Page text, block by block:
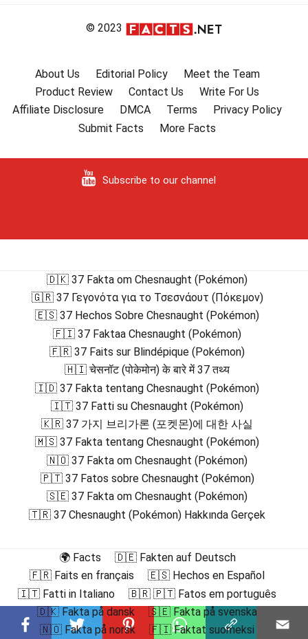
© 2023
About Us Editorial Policy
Meet the Team
Product Review
Contact Us
Write For Us
Affiliate Disclosure
DMCA Terms
Privacy Policy
Submit Facts
More Facts
Subscribe to our channel
🇩🇰 37 Fakta om Chesnaught (Pokémon)
🇬🇷 37 Γεγονότα για το Τσεσνάουτ (Πόκεμον)
🇪🇸 37 Hechos Sobre Chesnaught (Pokémon)
🇫🇮 37 Faktaa Chesnaught (Pokémon)
🇫🇷 37 Faits sur Blindépique (Pokémon)
🇭🇮 चेसनॉट (पोकेमोन) के बारे में 37 तथ्य
🇮🇩 37 Fakta tentang Chesnaught (Pokémon)
🇮🇹 37 Fatti su Chesnaught (Pokémon)
🇰🇷 37 가지 브리가론 (포켓몬)에 대한 사실
🇲🇸 37 Fakta tentang Chesnaught (Pokémon)
🇳🇴 37 Fakta om Chesnaught (Pokémon)
🇵🇹 37 Fatos sobre Chesnaught (Pokémon)
🇸🇪 37 Fakta om Chesnaught (Pokémon)
🇹🇷 37 Chesnaught (Pokémon) Hakkında Gerçek
🌍 Facts
🇩🇪 Fakten auf Deutsch
🇫🇷 Faits en français
🇪🇸 Hechos en Español
🇮🇹 Fatti in Italiano
🇧🇷 🇵🇹 Fatos em português
🇩🇰 Fakta på dansk
🇸🇪 Fakta på svenska
🇳🇴 Fakta på norsk
🇫🇮 Faktat suomeksi